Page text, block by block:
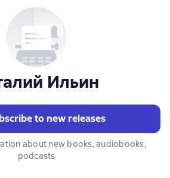
Ильин
to new releases
about new books, audiobooks,
podcasts